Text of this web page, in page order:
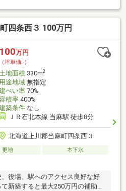
ルハドラッグ徒歩7分、役場徒歩
栖小学校徒歩10分。 日常の便利さ
■古家付き現状渡し(解体は買主
かじめ価格に反映しています。■
なっており、今後接続を希望され
(所有の土地1㎡あたり380円)」が
四条西３ 100万円
100万円
（坪単価:-）
地面積330m2
用途地域無指定
ぺい率70%
積率400%
築条件なし
ＪＲ石北本線 当麻駅 徒歩8分
北海道上川郡当麻町四条西３
更地
本下水
役場、駅へのアクセス良好な好
新築すると最大250万円の補助が